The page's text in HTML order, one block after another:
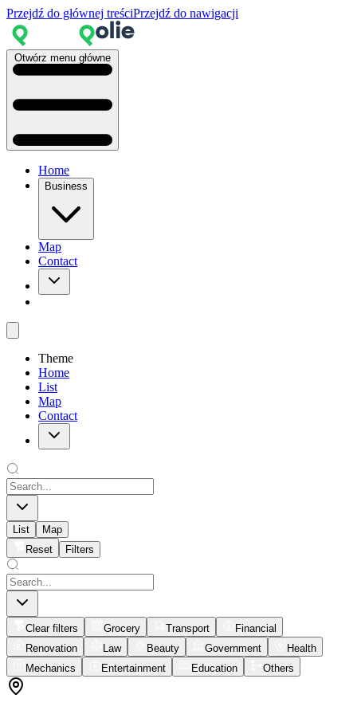
Przejdź do głównej treściPrzejdź do nawigacji
Otwórz menu główne
Home
Business
Map
Contact
Theme
Home
List
Map
Contact
List
Map
Reset
Filters
Clear filters Grocery Transport
Financial
Renovation
Law Beauty Government
Health
Mechanics
Entertainment Education Others